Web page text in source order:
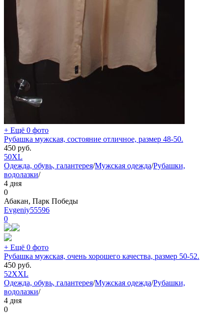
+ Ещё 0 фото
Рубашка мужская, состояние отличное, размер 48-50.
450 руб.
50XL
Одежда, обувь, галантерея/Мужская одежда/Рубашки,
водолазки/
4 дня
0
Абакан, Парк Победы
Evgeniy55596
0
+ Ещё 0 фото
Рубашка мужская, очень хорошего качества, размер 50-52.
450 руб.
52XXL
Одежда, обувь, галантерея/Мужская одежда/Рубашки,
водолазки/
4 дня
0